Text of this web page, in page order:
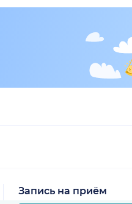
Запись на приём